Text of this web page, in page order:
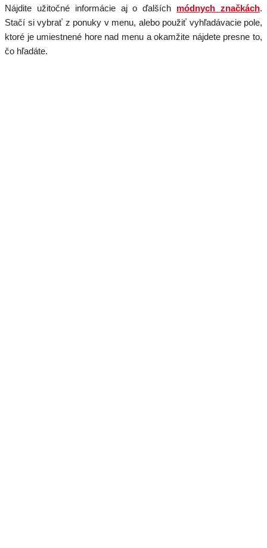
Nájdite užitočné informácie aj o ďalších módnych značkách.
Stačí si vybrať z ponuky v menu, alebo použiť vyhľadávacie pole,
ktoré je umiestnené hore nad menu a okamžite nájdete presne to,
čo hľadáte.